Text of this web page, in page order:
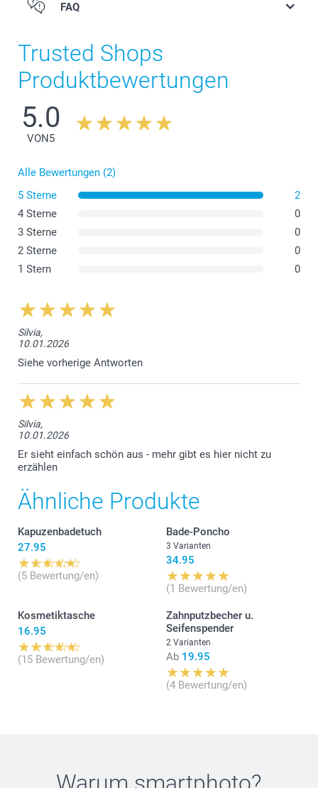
FAQ
Trusted Shops
Produktbewertungen
5.0
VON 5
Alle Bewertungen (2)
5 Sterne
2
4 Sterne
0
3 Sterne
0
2 Sterne
0
1 Stern
0
Silvia,
10.01.2026
Siehe vorherige Antworten
Silvia,
10.01.2026
Er sieht einfach schön aus - mehr gibt es hier nicht zu
erzählen
Ähnliche Produkte
Kapuzenbadetuch
27.95
(5 Bewertung/en)
Bade-Poncho
3 Varianten
34.95
(1 Bewertung/en)
Kosmetiktasche
16.95
(15 Bewertung/en)
Zahnputzbecher u.
Seifenspender
2 Varianten
Ab 19.95
(4 Bewertung/en)